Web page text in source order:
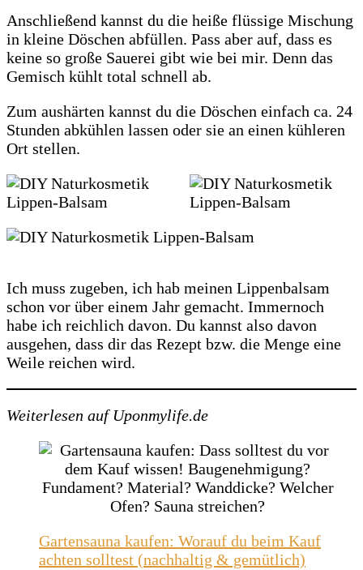
Anschließend kannst du die heiße flüssige Mischung
in kleine Döschen abfüllen. Pass aber auf, dass es
keine so große Sauerei gibt wie bei mir. Denn das
Gemisch kühlt total schnell ab.
Zum aushärten kannst du die Döschen einfach ca. 24
Stunden abkühlen lassen oder sie an einen kühleren
Ort stellen.
Ich muss zugeben, ich hab meinen Lippenbalsam
schon vor über einem Jahr gemacht. Immernoch
habe ich reichlich davon. Du kannst also davon
ausgehen, dass dir das Rezept bzw. die Menge eine
Weile reichen wird.
Weiterlesen auf Uponmylife.de
Gartensauna kaufen: Worauf du beim Kauf
achten solltest (nachhaltig & gemütlich)